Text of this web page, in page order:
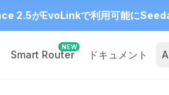
2.5がEvoLinkで利用可能に
Smart Router
NEW
ドキュメント